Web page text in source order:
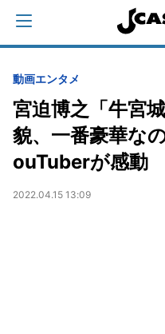
動画エンタメ
宮迫博之「牛宮
貌、一番豪華な
ouTuberが感動
2022.04.15 13:09